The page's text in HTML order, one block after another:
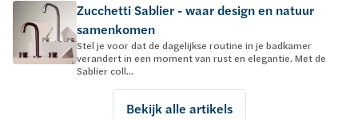
Zucchetti Sablier - waar design en natuur
samenkomen
Stel je voor dat de dagelijkse routine in je badkamer
verandert in een moment van rust en elegantie. Met de
Sablier coll...
Bekijk alle artikels